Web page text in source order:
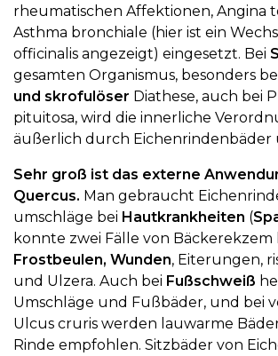
rheumatischen Affektionen, Angina
Asthma bronchiale (hier ist ein
officinalis angezeigt) eingesetzt. Bei
gesamten Organismus, besonders
und skrofulöser Diathese, auch bei
pituitosa, wird die innerliche
äußerlich durch
Sehr groß ist das externe
Quercus. Man gebraucht
umschläge bei Hautkrankheiten (
konnte zwei Fälle von Bäckerekzem
Frostbeulen, Wunden, Eiterungen,
und Ulzera. Auch bei Fußschweiß
Umschläge und Fußbäder, und bei
Ulcus cruris werden lauwarme
Rinde empfohlen. Sitzbäder von